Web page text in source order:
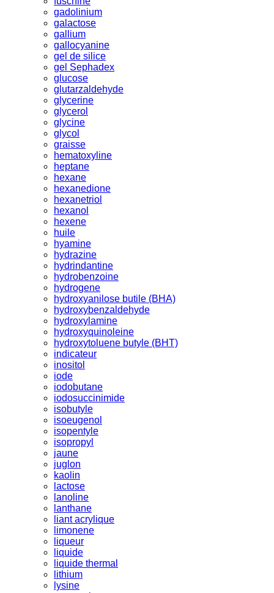
gadolinium
galactose
gallium
gallocyanine
gel de silice
gel Sephadex
glucose
glutarzaldehyde
glycerine
glycerol
glycine
glycol
graisse
hematoxyline
heptane
hexane
hexanedione
hexanetriol
hexanol
hexene
huile
hyamine
hydrazine
hydrindantine
hydrobenzoine
hydrogene
hydroxyanilose butile (BHA)
hydroxybenzaldehyde
hydroxylamine
hydroxyquinoleine
hydroxytoluene butyle (BHT)
indicateur
inositol
iode
iodobutane
iodosuccinimide
isobutyle
isoeugenol
isopentyle
isopropyl
jaune
juglon
kaolin
lactose
lanoline
lanthane
liant acrylique
limonene
liqueur
liquide
liquide thermal
lithium
lysine